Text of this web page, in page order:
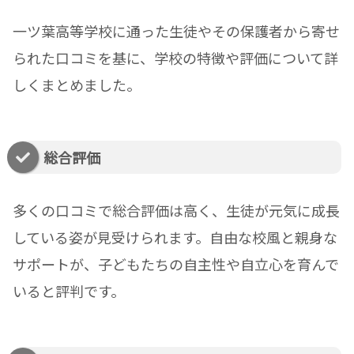
一ツ葉高等学校に通った生徒やその保護者から寄せ
られた口コミを基に、学校の特徴や評価について詳
しくまとめました。
総合評価
多くの口コミで総合評価は高く、生徒が元気に成長
している姿が見受けられます。自由な校風と親身な
サポートが、子どもたちの自主性や自立心を育んで
いると評判です。